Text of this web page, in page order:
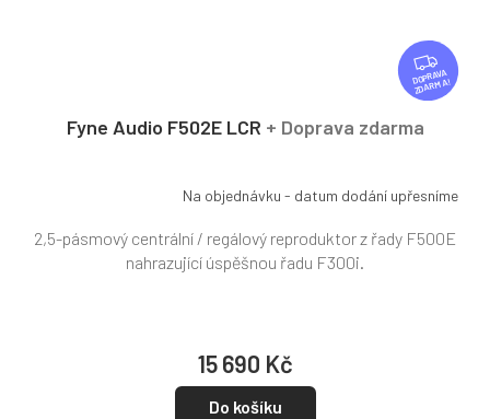
Z
D
A
ZDARMA
Fyne Audio F502E LCR + Doprava zdarma
Na objednávku - datum dodání upřesníme
15 690 Kč
Do košíku
2,5-pásmový centrální / regálový reproduktor z řady F500E
nahrazující úspěšnou řadu F300i.